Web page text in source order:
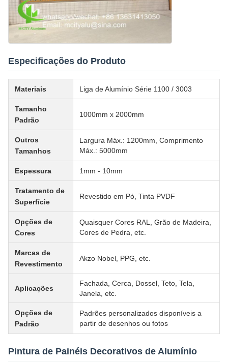
Especificações do Produto
Materiais Liga de Alumínio Série 1100 / 3003
Tamanho
Padrão
1000mm x 2000mm
Outros
Tamanhos
Largura Máx.: 1200mm, Comprimento
Máx.: 5000mm
Espessura 1mm - 10mm
Tratamento de
Superfície
Revestido em Pó, Tinta PVDF
Opções de
Cores
Quaisquer Cores RAL, Grão de Madeira,
Cores de Pedra, etc.
Marcas de
Revestimento
Akzo Nobel, PPG, etc.
Aplicações
Fachada, Cerca, Dossel, Teto, Tela,
Janela, etc.
Opções de
Padrão
Padrões personalizados disponíveis a
partir de desenhos ou fotos
Pintura de Painéis Decorativos de Alumínio